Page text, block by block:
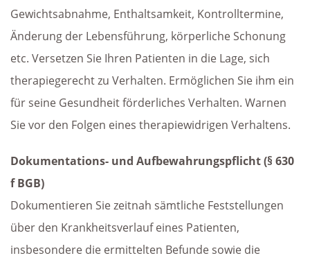
Gewichtsabnahme, Enthaltsamkeit, Kontrolltermine,
Änderung der Lebensführung, körperliche Schonung
etc. Versetzen Sie Ihren Patienten in die Lage, sich
therapiegerecht zu Verhalten. Ermöglichen Sie ihm ein
für seine Gesundheit förderliches Verhalten. Warnen
Sie vor den Folgen eines therapiewidrigen Verhaltens.
Dokumentations- und Aufbewahrungspflicht (§ 630
f BGB)
Dokumentieren Sie zeitnah sämtliche Feststellungen
über den Krankheitsverlauf eines Patienten,
insbesondere die ermittelten Befunde sowie die